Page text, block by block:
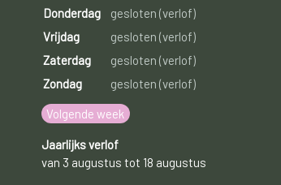
Donderdag
gesloten (verlof)
Vrijdag
gesloten (verlof)
Zaterdag
gesloten (verlof)
Zondag
gesloten (verlof)
Volgende week
Jaarlijks verlof
van 3 augustus tot 18 augustus